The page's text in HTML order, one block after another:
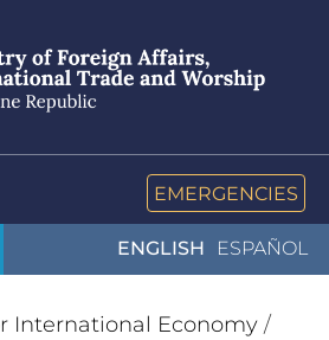
EMERGENCIES
ENGLISH ESPAÑOL
International Economy /